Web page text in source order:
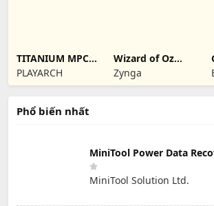
TITANIUM MPC -
Beat Maker
Funk
PLAYARCH
Wizard of Oz
Slots Games
Zynga
Phổ biến nhất
MiniTool Power Data
MiniTool Solution Ltd.